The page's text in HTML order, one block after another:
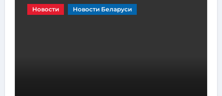
Новости Новости Беларуси